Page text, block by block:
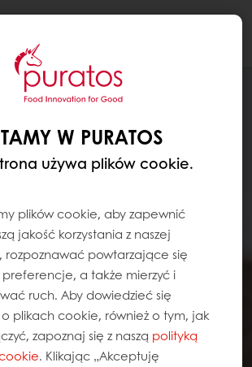
W PURATOS
używa plików cookie.
plików cookie, aby zapewnić
jakość korzystania z naszej
rozpoznawać powtarzające się
preferencje, a także mierzyć i
ruch. Aby dowiedzieć się
plikach cookie, również o tym, jak
zapoznaj się z naszą polityką
. Klikając „Akceptuję